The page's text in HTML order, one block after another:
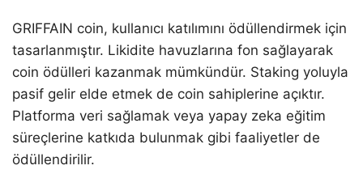
GRIFFAIN coin, kullanıcı katılımını ödüllendirmek için
tasarlanmıştır. Likidite havuzlarına fon sağlayarak
coin ödülleri kazanmak mümkündür. Staking yoluyla
pasif gelir elde etmek de coin sahiplerine açıktır.
Platforma veri sağlamak veya yapay zeka eğitim
süreçlerine katkıda bulunmak gibi faaliyetler de
ödüllendirilir.